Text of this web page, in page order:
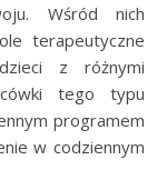
Wśród nich
terapeutyczne
z różnymi
tego typu
programem
w codziennym